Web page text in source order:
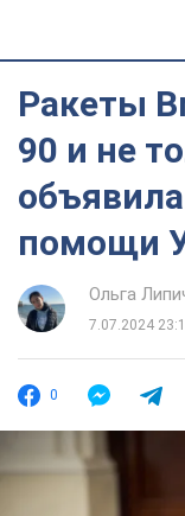
Ракеты
90 и не
помощи
Ольга
7.07.2024
0